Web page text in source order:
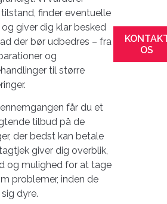
finder eventuelle
giver dig klar besked
der bør udbedres – fra
og
til større
får du et
tilbud på de
der bedst kan betale
giver dig overblik,
og mulighed for at tage
problemer, inden de
dyre.
OS